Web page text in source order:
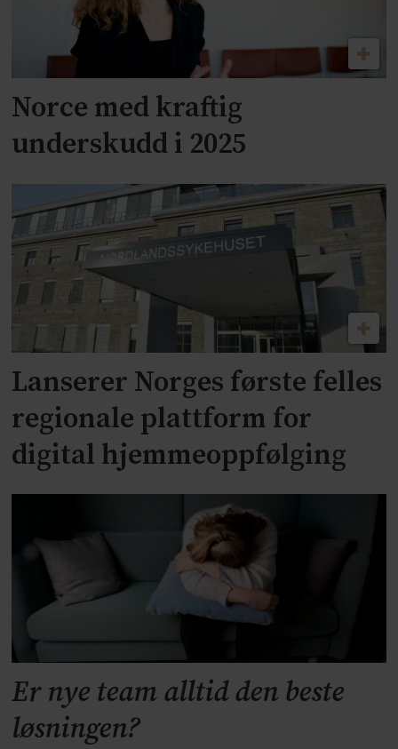
Norce med kraftig
underskudd i 2025
Lanserer Norges første felles
regionale plattform for
digital hjemmeoppfølging
Er nye team alltid den beste
løsningen?